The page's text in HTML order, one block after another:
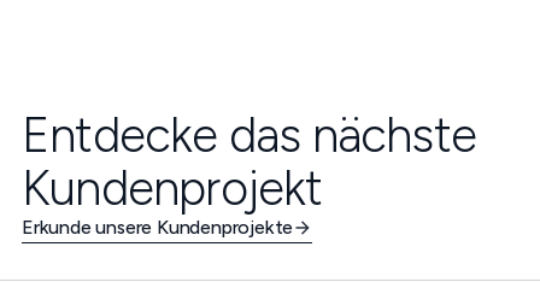
Entdecke das nächste
Kundenprojekt
Erkunde unsere Kundenprojekte